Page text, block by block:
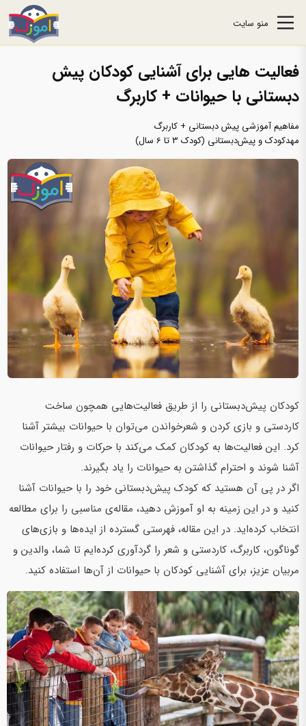
منو سایت
فعالیت‌ هایی برای آشنایی کودکان پیش
دبستانی با حیوانات + کاربرگ
مفاهیم آموزشی پیش دبستانی + کاربرگ
مهدکودک و پیش‌دبستانی (کودک 3 تا 6 سال)
کودکان پیش‌دبستانی را از طریق فعالیت‌هایی همچون ساخت
کاردستی و بازی کردن و شعرخواندن می‌توان با حیوانات بیشتر آشنا
کرد. این فعالیت‌ها به کودکان کمک می‌کند با حرکات و رفتار حیوانات
آشنا شوند و احترام گذاشتن به حیوانات را یاد بگیرند.
اگر در پی آن هستید که کودک پیش‌دبستانی‌ خود را با حیوانات آشنا
کنید و در این زمینه به او آموزش دهید، مقاله‌ی مناسبی را برای مطالعه
انتخاب کرده‌اید. در این مقاله، فهرستی گسترده از ایده‌ها و بازی‌های
گوناگون، کاربرگ، کاردستی و شعر را گردآوری کرده‌ایم تا شما، والدین و
مربیان عزیز، برای آشنایی کودکان با حیوانات از آن‌ها استفاده کنید.